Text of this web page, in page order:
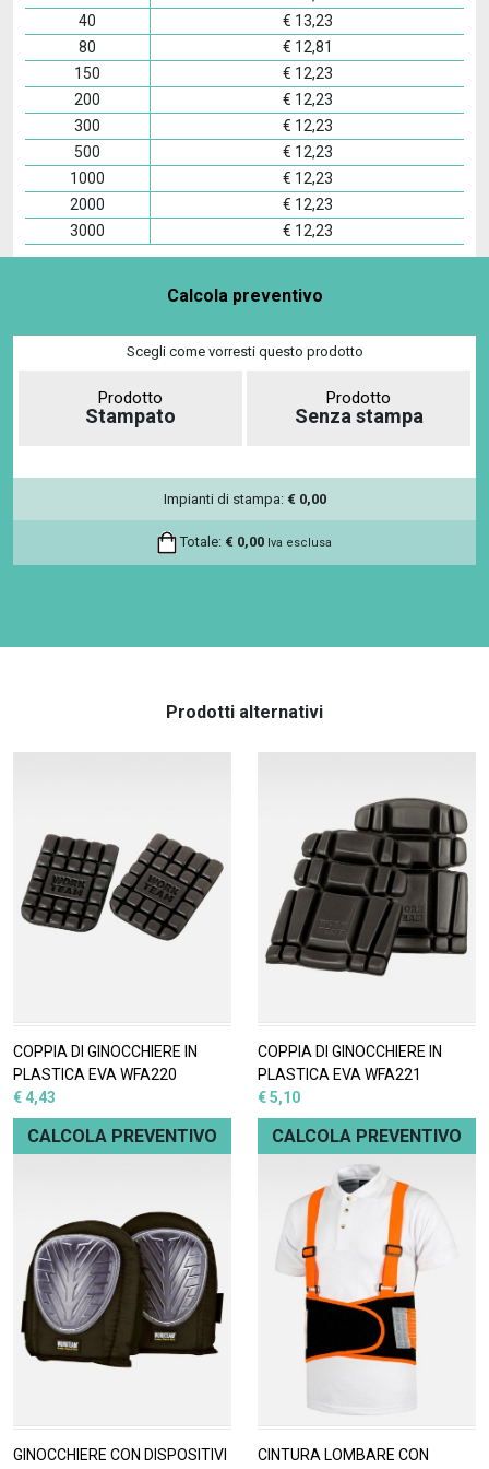
40
€ 13,23
80
€ 12,81
150
€ 12,23
200
€ 12,23
300
€ 12,23
500
€ 12,23
1000
€ 12,23
2000
€ 12,23
3000
€ 12,23
Calcola preventivo
Scegli come vorresti questo prodotto
Prodotto
Stampato
Prodotto
Senza stampa
Impianti di stampa: € 0,00
Totale: € 0,00 Iva esclusa
Prodotti alternativi
COPPIA DI GINOCCHIERE IN
PLASTICA EVA WFA220
€ 4,43
CALCOLA PREVENTIVO
COPPIA DI GINOCCHIERE IN
PLASTICA EVA WFA221
€ 5,10
CALCOLA PREVENTIVO
GINOCCHIERE CON DISPOSITIVI
CINTURA LOMBARE CON